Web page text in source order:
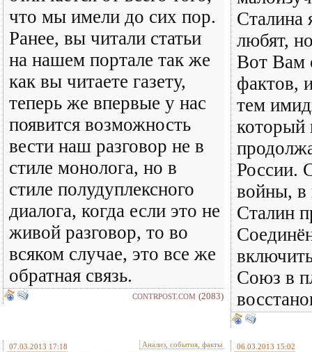
что мы имели до сих пор.
Ранее, вы читали статьи
на нашем портале так же
как вы читаете газету,
теперь же впервые у нас
появится возможность
вести наш разговор не в
стиле монолога, но в
стиле полудуплексного
диалога, когда если это не
живой разговор, то во
всяком случае, это все же
обратная связь.
CONTRPOST.COM (2083)
Сталина
любят,
Вот Вам
фактов,
тем
который
России.
войны, в
Сталин
Союз в
07.03.2013 17:18 Анализ, события, факты 06.03.2013 15:02